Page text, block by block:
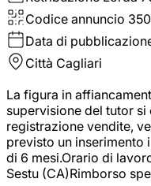
Codice annuncio
Data di
Città Cagliari
La figura in
supervisione del tutor
registrazione vendite,
previsto un inserimento
di 6 mesi.Orario di
Sestu (CA)Rimborso